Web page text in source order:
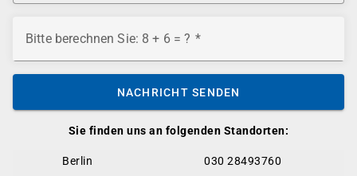
Sie finden uns an folgenden Standorten:
Berlin
030 28493760
Bitte berechnen Sie: 8 + 6 = ?
NACHRICHT SENDEN